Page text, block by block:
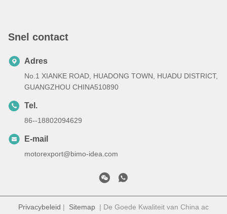
Snel contact
Adres
No.1 XIANKE ROAD, HUADONG TOWN, HUADU DISTRICT,
GUANGZHOU CHINA510890
Tel.
86--18802094629
E-mail
motorexport@bimo-idea.com
Privacybeleid | Sitemap | De Goede Kwaliteit van China ac